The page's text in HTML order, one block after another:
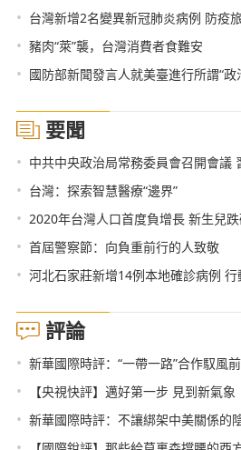
• 台灣新增2名變異新冠肺炎病例 防疫
• 豬肉“萊”襲，台灣消費者食難安
• 國防部新聞發言人就美臺進行所謂“
要聞
• 中共中央政治局常務委員會召開會議
• 台灣：探索智慧醫療“邊界”
• 2020年台灣人口首度負增長 新生兒
• 首屆警察節：向負重前行的人致敬
• 河北石家莊新增14例本地確診病例
評論
• 新華國際時評：“一帶一路”合作馭風
• 【央視快評】邁好第一步 見到新氣象
• 新華國際時評：不讓綁架中美關係的